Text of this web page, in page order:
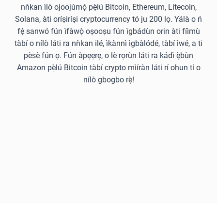
nǹkan ìlò ojoojúmọ́ pẹ̀lú Bitcoin, Ethereum, Litecoin,
Solana, àti oríṣiríṣi cryptocurrency tó ju 200 lọ. Yálà o ń
fẹ́ sanwó fún ìfàwọ̀ oṣooṣu fún ìgbádùn orin àti fíìmù
tàbí o nílò láti ra nǹkan ilé, ìkànnì ìgbàlódé, tàbí ìwé, a ti
pèsè fún ọ. Fún àpẹẹrẹ, o lè rọrùn láti ra kádì ẹ̀bùn
Amazon pẹ̀lú Bitcoin tàbí crypto mìíràn láti rí ohun tí o
nílò gbogbo rẹ̀!